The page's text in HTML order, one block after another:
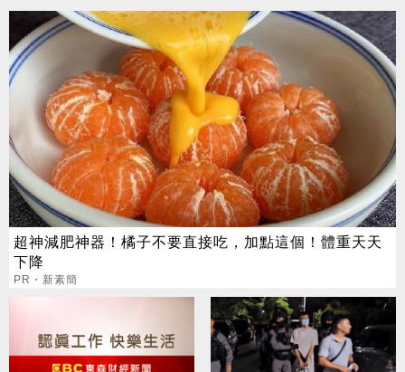
超神減肥神器！橘子不要直接吃，加點這個！體重天天
下降
PR・新素簡